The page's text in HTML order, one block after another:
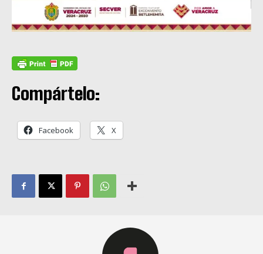
Compártelo:
Facebook X